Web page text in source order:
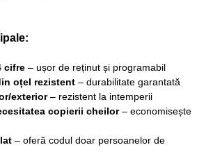
cifre – ușor de reținut și programabil
oțel rezistent – durabilitate garantată
exterior– rezistent la intemperii
copierii cheilor– economisește
– oferă codul doar persoanelor de